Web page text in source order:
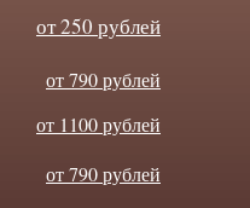
от 250 рублей
от 790 рублей
от 1100 рублей
от 790 рублей